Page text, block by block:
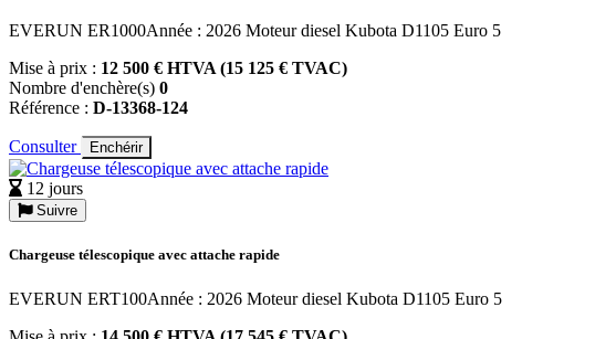
EVERUN ER1000Année : 2026 Moteur diesel Kubota D1105 Euro 5
Mise à prix : 12 500 € HTVA (15 125 € TVAC)
Nombre d'enchère(s) 0
Référence : D-13368-124
Consulter Enchérir
12 jours
Suivre
Chargeuse télescopique avec attache rapide
EVERUN ERT100Année : 2026 Moteur diesel Kubota D1105 Euro 5